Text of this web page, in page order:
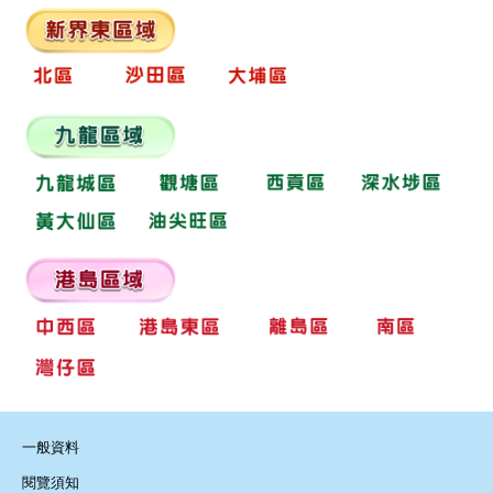
一般資料
閱覽須知